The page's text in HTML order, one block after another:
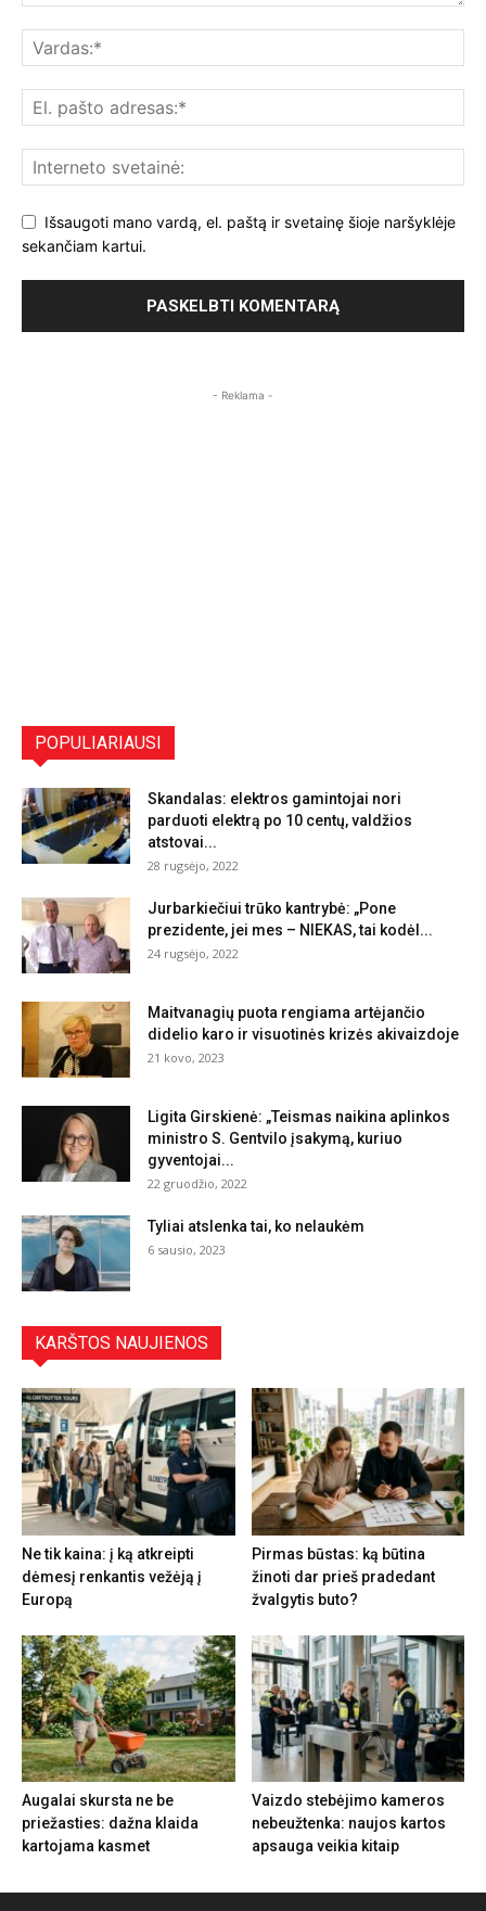
Išsaugoti mano vardą, el. paštą ir svetainę šioje naršyklėje
sekančiam kartui.
- Reklama -
POPULIARIAUSI
Skandalas: elektros gamintojai nori
parduoti elektrą po 10 centų, valdžios
atstovai...
28 rugsėjo, 2022
Jurbarkiečiui trūko kantrybė: „Pone
prezidente, jei mes – NIEKAS, tai kodėl...
24 rugsėjo, 2022
Maitvanagių puota rengiama artėjančio
didelio karo ir visuotinės krizės akivaizdoje
21 kovo, 2023
Ligita Girskienė: „Teismas naikina aplinkos
ministro S. Gentvilo įsakymą, kuriuo
gyventojai...
22 gruodžio, 2022
Tyliai atslenka tai, ko nelaukėm
6 sausio, 2023
KARŠTOS NAUJIENOS
Ne tik kaina: į ką atkreipti
dėmesį renkantis vežėją į
Europą
Pirmas būstas: ką būtina
žinoti dar prieš pradedant
žvalgytis buto?
Augalai skursta ne be
priežasties: dažna klaida
kartojama kasmet
Vaizdo stebėjimo kameros
nebeužtenka: naujos kartos
apsauga veikia kitaip